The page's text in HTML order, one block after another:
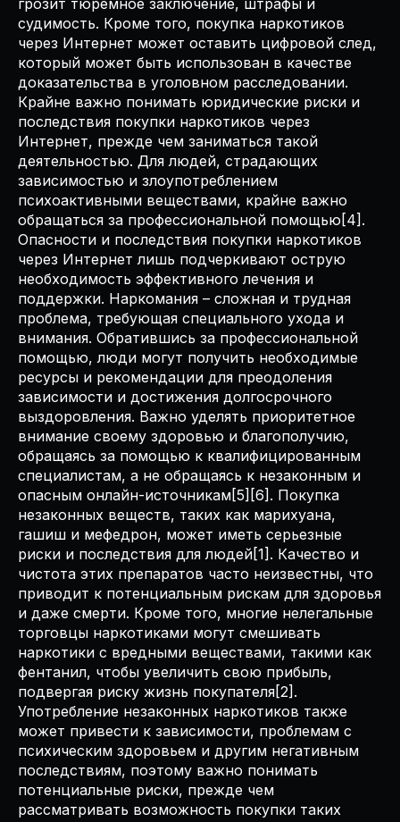
грозит тюремное заключение, штрафы и
судимость. Кроме того, покупка наркотиков
через Интернет может оставить цифровой след,
который может быть использован в качестве
доказательства в уголовном расследовании.
Крайне важно понимать юридические риски и
последствия покупки наркотиков через
Интернет, прежде чем заниматься такой
деятельностью. Для людей, страдающих
зависимостью и злоупотреблением
психоактивными веществами, крайне важно
обращаться за профессиональной помощью[4].
Опасности и последствия покупки наркотиков
через Интернет лишь подчеркивают острую
необходимость эффективного лечения и
поддержки. Наркомания – сложная и трудная
проблема, требующая специального ухода и
внимания. Обратившись за профессиональной
помощью, люди могут получить необходимые
ресурсы и рекомендации для преодоления
зависимости и достижения долгосрочного
выздоровления. Важно уделять приоритетное
внимание своему здоровью и благополучию,
обращаясь за помощью к квалифицированным
специалистам, а не обращаясь к незаконным и
опасным онлайн-источникам[5][6]. Покупка
незаконных веществ, таких как марихуана,
гашиш и мефедрон, может иметь серьезные
риски и последствия для людей[1]. Качество и
чистота этих препаратов часто неизвестны, что
приводит к потенциальным рискам для здоровья
и даже смерти. Кроме того, многие нелегальные
торговцы наркотиками могут смешивать
наркотики с вредными веществами, такими как
фентанил, чтобы увеличить свою прибыль,
подвергая риску жизнь покупателя[2].
Употребление незаконных наркотиков также
может привести к зависимости, проблемам с
психическим здоровьем и другим негативным
последствиям, поэтому важно понимать
потенциальные риски, прежде чем
рассматривать возможность покупки таких